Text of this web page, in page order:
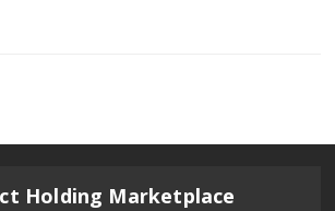
Holding Marketplace